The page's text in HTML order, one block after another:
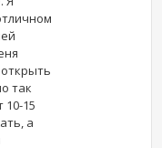
так
10-15
а